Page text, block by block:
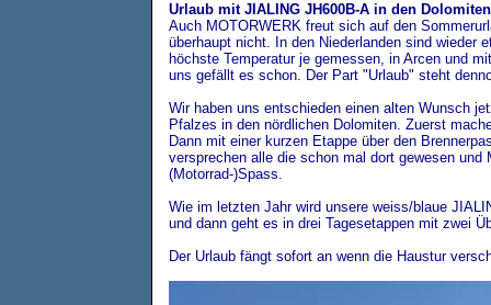
Urlaub mit JIALING JH600B-A in den Dolomiten
Auch MOTORWERK freut sich auf den
überhaupt nicht. In den Niederlanden sind wieder
höchste Temperatur je gemessen, in Arcen und
uns gefällt es schon. Der Part "Urlaub" steht
Wir haben uns entschieden einen alten Wunsch
Pfalzes in den nördlichen Dolomiten. Zuerst
Dann mit einer kurzen Etappe über den
versprechen alle die schon mal dort gewesen und
(Motorrad-)Spass.
Wie im letzten Jahr wird unsere weiss/blaue
und dann geht es in drei Tagesetappen mit zwei
Der Urlaub fängt sofort an wenn die Haustur